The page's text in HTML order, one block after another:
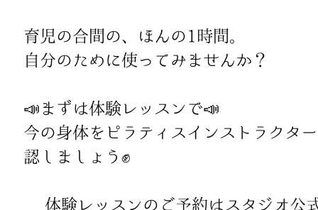
育児の合間の、ほんの1時間。
自分のために使ってみませんか？
📣まずは体験レッスンで📣
今の身体をピラティスインストラクタ
認しましょう✊
▶ 体験レッスンのご予約はスタジオ公